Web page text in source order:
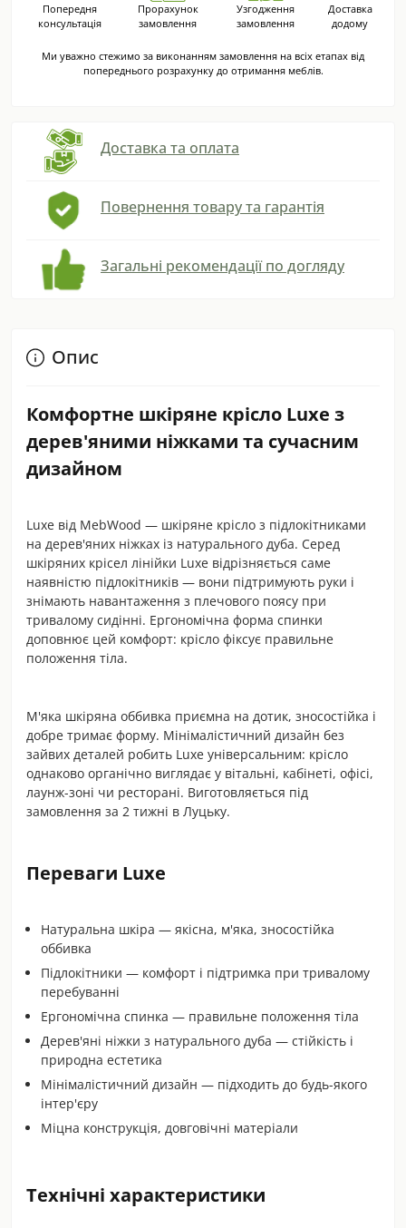
Попередня
консультація
Прорахунок
замовлення
Узгодження
замовлення
Доставка
додому
Ми уважно стежимо за виконанням замовлення на всіх етапах від
попереднього розрахунку до отримання меблів.
Доставка та оплата
Повернення товару та гарантія
Загальні рекомендації по догляду
Опис
Комфортне шкіряне крісло Luxe з
дерев'яними ніжками та сучасним
дизайном
Luxe від MebWood — шкіряне крісло з підлокітниками
на дерев'яних ніжках із натурального дуба. Серед
шкіряних крісел лінійки Luxe відрізняється саме
наявністю підлокітників — вони підтримують руки і
знімають навантаження з плечового поясу при
тривалому сидінні. Ергономічна форма спинки
доповнює цей комфорт: крісло фіксує правильне
положення тіла.
М'яка шкіряна оббивка приємна на дотик, зносостійка і
добре тримає форму. Мінімалістичний дизайн без
зайвих деталей робить Luxe універсальним: крісло
однаково органічно виглядає у вітальні, кабінеті, офісі,
лаунж-зоні чи ресторані. Виготовляється під
замовлення за 2 тижні в Луцьку.
Переваги Luxe
Натуральна шкіра — якісна, м'яка, зносостійка
оббивка
Підлокітники — комфорт і підтримка при тривалому
перебуванні
Ергономічна спинка — правильне положення тіла
Дерев'яні ніжки з натурального дуба — стійкість і
природна естетика
Мінімалістичний дизайн — підходить до будь-якого
інтер'єру
Міцна конструкція, довговічні матеріали
Технічні характеристики